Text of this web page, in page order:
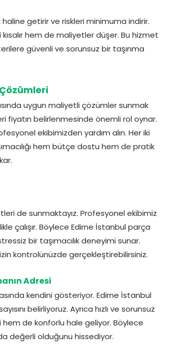
haline getirir ve riskleri minimuma indirir.
hem de maliyetler düşer. Bu hizmet
güvenli ve sorunsuz bir taşınma
uygun maliyetli çözümler sunmak
fiyatın belirlenmesinde önemli rol oynar.
ekibimizden yardım alın. Her iki
hem bütçe dostu hem de pratik
de sunmaktayız. Profesyonel ekibimiz
çalışır. Böylece Edirne İstanbul parça
bir taşımacılık deneyimi sunar.
kontrolünüzde gerçekleştirebilirsiniz.
Adresi
kendini gösteriyor. Edirne İstanbul
belirliyoruz. Ayrıca hızlı ve sorunsuz
de konforlu hale geliyor. Böylece
değerli olduğunu hissediyor.